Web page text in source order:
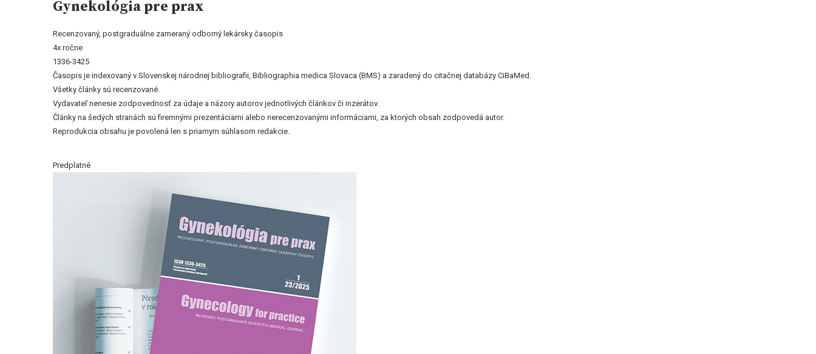
Gynekológia pre prax
Recenzovaný, postgraduálne zameraný odborný lekársky časopis
4x ročne
1336-3425
Časopis je indexovaný v Slovenskej národnej bibliografii, Bibliographia medica Slovaca (BMS) a zaradený do citačnej databázy CiBaMed.
Všetky články sú recenzované.
Vydavateľ nenesie zodpovednosť za údaje a názory autorov jednotlivých článkov či inzerátov.
Články na šedých stranách sú firemnými prezentáciami alebo nerecenzovanými informáciami, za ktorých obsah zodpovedá autor.
Reprodukcia obsahu je povolená len s priamym súhlasom redakcie.
Predplatné